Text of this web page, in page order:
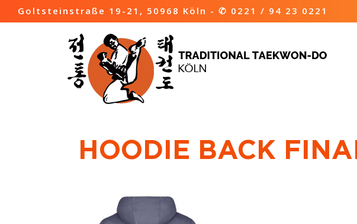
Goltsteinstraße 19-21, 50968 Köln - ✆ 0221 / 94 23 0221
HOODIE BACK